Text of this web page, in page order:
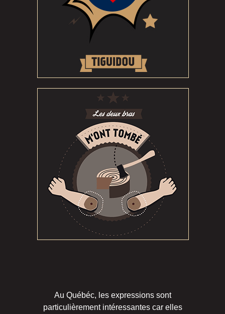
Au Québéc, les expressions sont
particulièrement intéressantes car elles